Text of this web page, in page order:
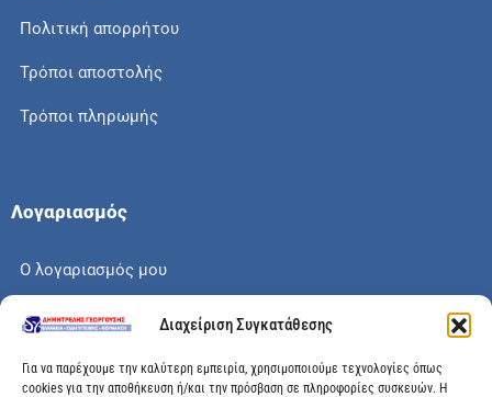
Διαχείριση Συγκατάθεσης
Για να παρέχουμε την καλύτερη εμπειρία, χρησιμοποιούμε τεχνολογίες όπως
cookies για την αποθήκευση ή/και την πρόσβαση σε πληροφορίες συσκευών. Η
Πολιτική απορρήτου
Τρόποι αποστολής
Τρόποι πληρωμής
Λογαριασμός
Ο λογαριασμός μου
Το καλάθι μου
Check out